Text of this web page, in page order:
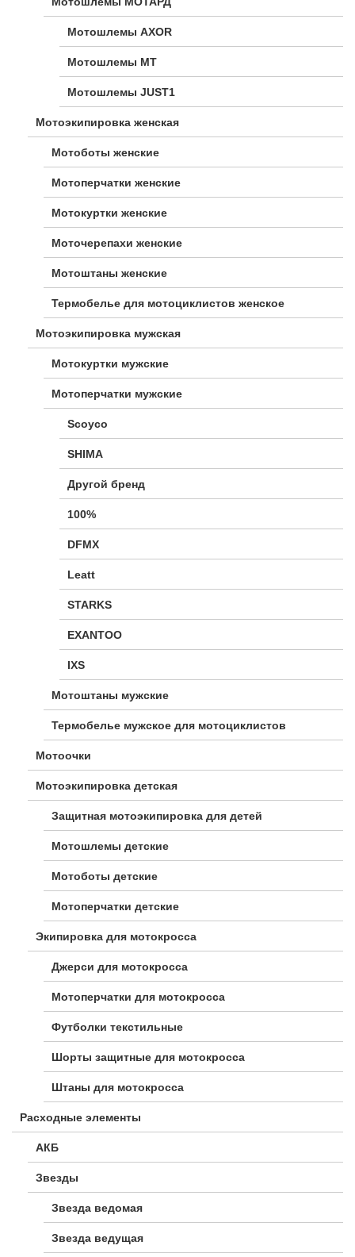
Мотошлемы AXOR
Мотошлемы MT
Мотошлемы JUST1
Мотоэкипировка женская
Мотоботы женские
Мотоперчатки женские
Мотокуртки женские
Моточерепахи женские
Мотоштаны женские
Термобелье для мотоциклистов женское
Мотоэкипировка мужская
Мотокуртки мужские
Мотоперчатки мужские
Scoyco
SHIMA
Другой бренд
100%
DFMX
Leatt
STARKS
EXANTOO
IXS
Мотоштаны мужские
Термобелье мужское для мотоциклистов
Мотоочки
Мотоэкипировка детская
Защитная мотоэкипировка для детей
Мотошлемы детские
Мотоботы детские
Мотоперчатки детские
Экипировка для мотокросса
Джерси для мотокросса
Мотоперчатки для мотокросса
Футболки текстильные
Шорты защитные для мотокросса
Штаны для мотокросса
Расходные элементы
АКБ
Звезды
Звезда ведомая
Звезда ведущая